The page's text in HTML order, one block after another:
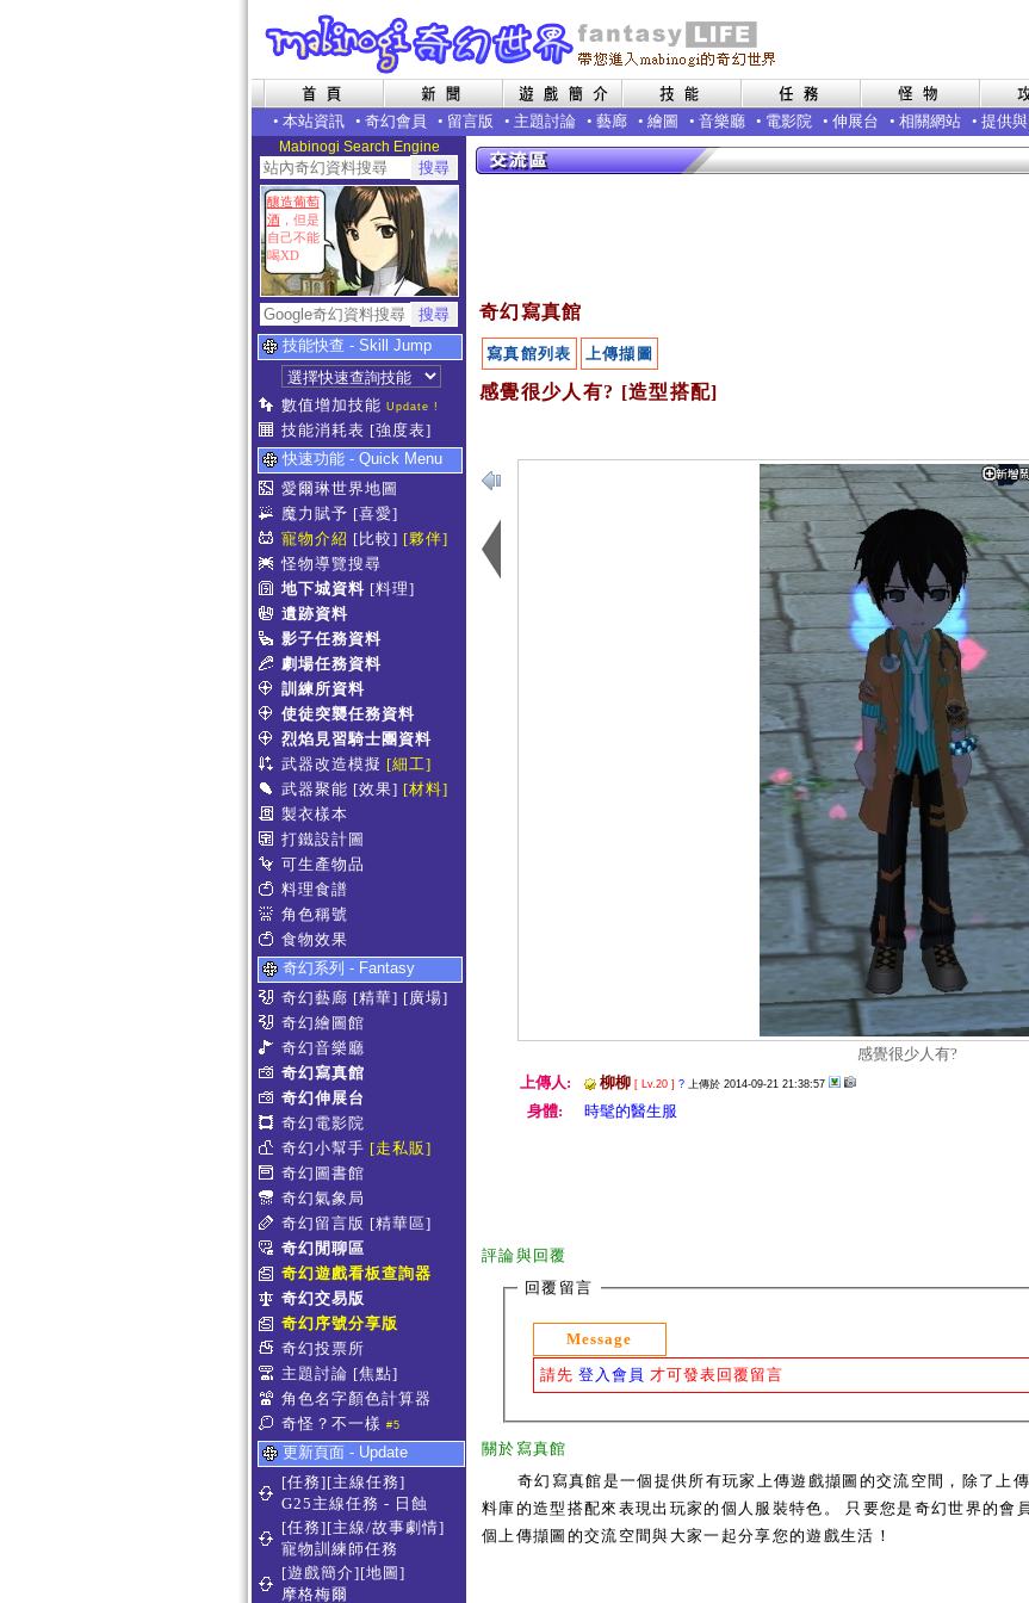
• 本站資訊 • 奇幻會員 • 留言版 • 主題討論 • 藝廊 • 繪圖 • 音樂廳 • 電影院 • 伸展台 • 相關網站 • 提供
Mabinogi Search Engine
釀造葡萄
酒，但是
自己不能
喝XD
技能快查 - Skill Jump
數值增加技能 Update !
技能消耗表 [強度表]
快速功能 - Quick Menu
愛爾琳世界地圖
魔力賦予 [喜愛]
寵物介紹 [比較] [夥伴]
怪物導覽搜尋
地下城資料 [料理]
遺跡資料
影子任務資料
劇場任務資料
訓練所資料
使徒突襲任務資料
烈焰見習騎士團資料
武器改造模擬 [細工]
武器聚能 [效果] [材料]
製衣樣本
打鐵設計圖
可生產物品
料理食譜
角色稱號
食物效果
奇幻系列 - Fantasy
奇幻藝廊 [精華] [廣場]
奇幻繪圖館
奇幻音樂廳
奇幻寫真館
奇幻伸展台
奇幻電影院
奇幻小幫手 [走私販]
奇幻圖書館
奇幻氣象局
奇幻留言版 [精華區]
奇幻閒聊區
奇幻遊戲看板查詢器
奇幻交易版
奇幻序號分享版
奇幻投票所
主題討論 [焦點]
角色名字顏色計算器
奇怪？不一樣 #5
更新頁面 - Update
[任務][主線任務]
G25主線任務 - 日蝕
[任務][主線/故事劇情]
寵物訓練師任務
[遊戲簡介][地圖]
摩格梅爾
奇幻寫真館
寫真館列表 上傳擷圖
感覺很少人有? [造型搭配]
感覺很少人有?
上傳人: 柳柳 [ Lv.20 ] ? 上傳於 2014-09-21 21:38:57
身體: 時髦的醫生服
評論與回覆
回覆留言
Message
請先 登入會員 才可發表回覆留言
關於寫真館
奇幻寫真館是一個提供所有玩家上傳遊戲擷圖的交流空間，除了上
料庫的造型搭配來表現出玩家的個人服裝特色。 只要您是奇幻世界的會
個上傳擷圖的交流空間與大家一起分享您的遊戲生活！